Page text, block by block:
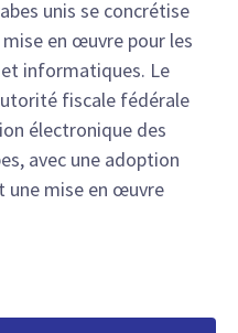
unis se concrétise
en œuvre pour les
informatiques. Le
fiscale fédérale
électronique des
avec une adoption
une mise en œuvre